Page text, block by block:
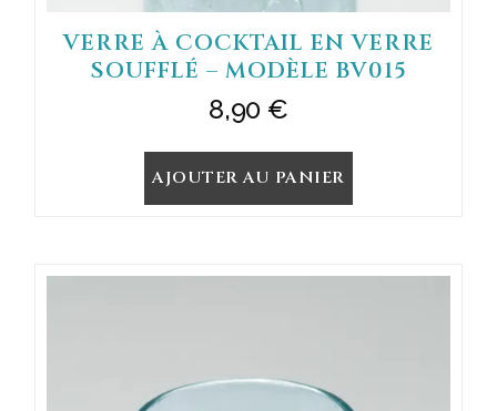
VERRE À COCKTAIL EN VERRE
SOUFFLÉ – MODÈLE BV015
8,90 €
AJOUTER AU PANIER